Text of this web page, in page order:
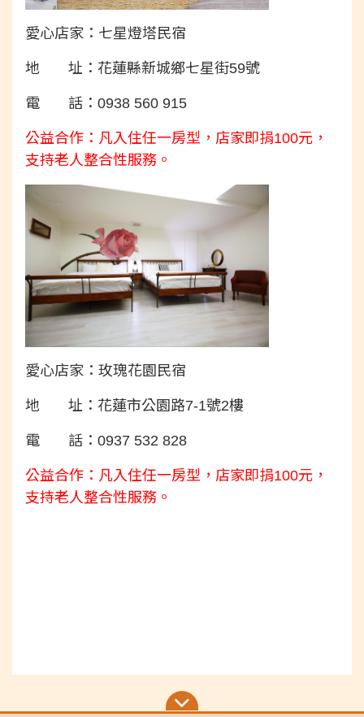
愛心店家：七星燈塔民宿
地 址：花蓮縣新城鄉七星街59號
電 話：0938 560 915
公益合作：凡入住任一房型，店家即捐100元，
支持老人整合性服務。
愛心店家：玫瑰花園民宿
地 址：花蓮市公園路7-1號2樓
電 話：0937 532 828
公益合作：凡入住任一房型，店家即捐100元，
支持老人整合性服務。